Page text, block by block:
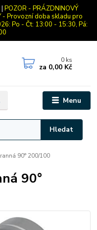
| POZOR - PRÁZDNINOVÝ
- Provozní doba skladu pro
Po - Čt: 13:00 - 15:30, Pá:
Menu
Hledat
0 ks
za 0,00 Kč
90° 200/100
90°